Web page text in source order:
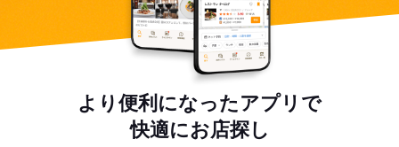
より便利になったアプリで
快適にお店探し